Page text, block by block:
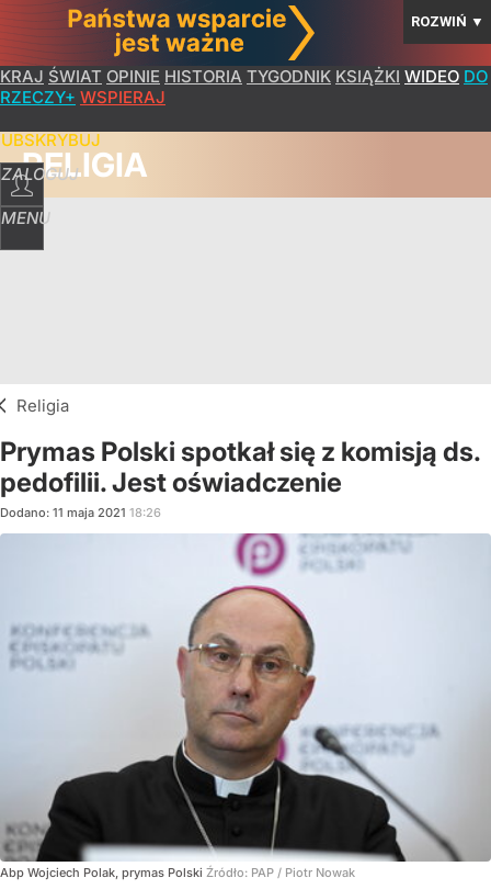
ROZWIŃ ▼
KRAJ ŚWIAT OPINIE HISTORIA TYGODNIK KSIĄŻKI WIDEO DO
RZECZY+ WSPIERAJ
ZALOGUJ
MENU
RELIGIA
Religia
Prymas Polski spotkał się z komisją ds.
pedofilii. Jest oświadczenie
Dodano: 11 maja 2021 18:26
Abp Wojciech Polak, prymas Polski Źródło: PAP / Piotr Nowak